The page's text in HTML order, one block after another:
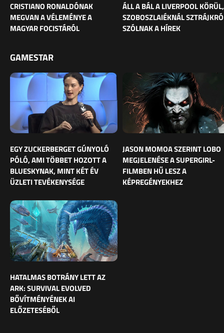
CRISTIANO RONALDÓNAK
MEGVAN A VÉLEMÉNYE A
MAGYAR FOCISTÁRÓL
ÁLL A BÁL A LIVERPOOL KÖRÜL,
SZOBOSZLAIÉKNÁL
SZÓLNAK A HÍREK
GAMESTAR
EGY ZUCKERBERGET GÚNYOLÓ
PÓLÓ, AMI TÖBBET HOZOTT A
BLUESKYNAK, MINT KÉT ÉV
ÜZLETI TEVÉKENYSÉGE
JASON MOMOA SZERINT LOBO
MEGJELENÉSE A SUPERGIRL-
FILMBEN HŰ LESZ A
KÉPREGÉNYEKHEZ
HATALMAS BOTRÁNY LETT AZ
ARK: SURVIVAL EVOLVED
BŐVÍTMÉNYÉNEK AI
ELŐZETESÉBŐL